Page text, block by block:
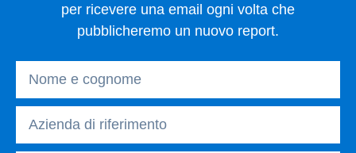
per ricevere una email ogni volta che
pubblicheremo un nuovo report.